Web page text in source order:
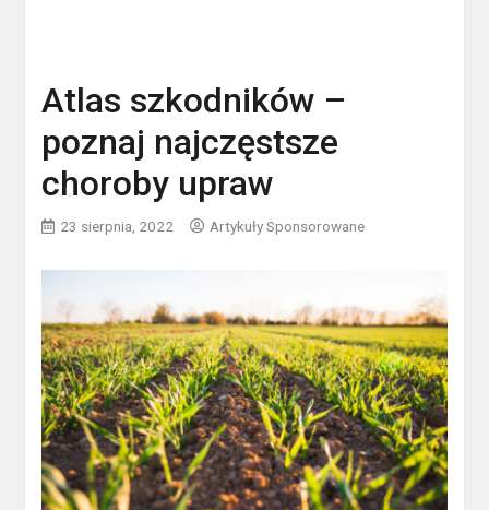
Atlas szkodników –
poznaj najczęstsze
choroby upraw
23 sierpnia, 2022 Artykuły Sponsorowane